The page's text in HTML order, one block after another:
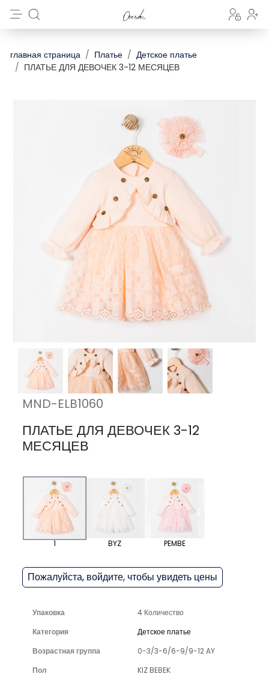
главная страница Платье
Детское платье
ПЛАТЬЕ ДЛЯ ДЕВОЧЕК 3-12 МЕСЯЦЕВ
MND-ELB1060
ПЛАТЬЕ ДЛЯ ДЕВОЧЕК 3-12
МЕСЯЦЕВ
1 BYZ PEMBE
Пожалуйста, войдите, чтобы увидеть цены
Упаковка
4 Количество
Категория
Детское платье
Возрастная группа
0-3/3-6/6-9/9-12 AY
Пол
KIZ BEBEK